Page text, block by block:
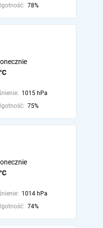
78%
1015 hPa
75%
1014 hPa
74%